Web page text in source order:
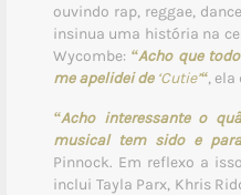
ouvindo rap, reggae,
insinua uma história na
Wycombe: “Acho que
me apelidei de ‘Cutie’“, ela
“Acho interessante o
musical tem sido e
Pinnock. Em reflexo a
inclui Tayla Parx, Khris